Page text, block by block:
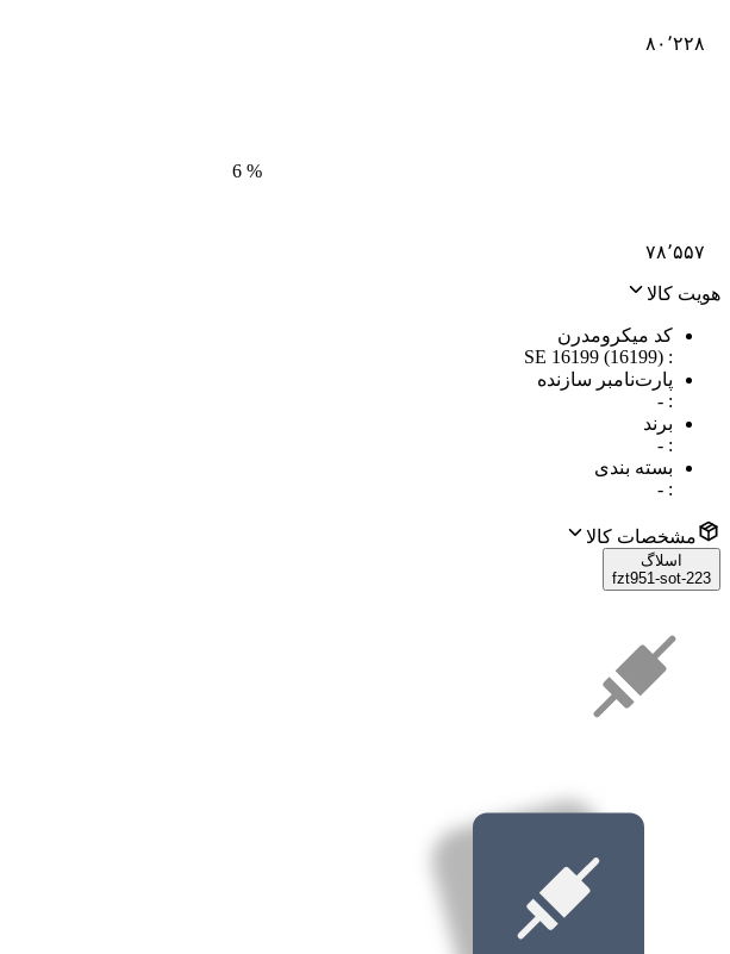
۸۰٬۲۲۸
۷۸٬۵۵۷
%
6
هویت کالا
کد میکرومدرن
:
SE 16199 (16199)
پارت‌نامبر سازنده
:
-
برند
:
-
بسته بندی
:
-
مشخصات کالا
اسلاگ
fzt951-sot-223